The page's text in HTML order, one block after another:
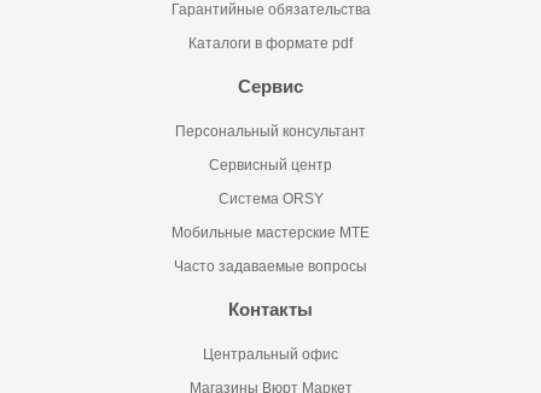
Гарантийные обязательства
Каталоги в формате pdf
Сервис
Персональный консультант
Сервисный центр
Система ORSY
Мобильные мастерские MTE
Часто задаваемые вопросы
Контакты
Центральный офис
Магазины Вюрт Маркет